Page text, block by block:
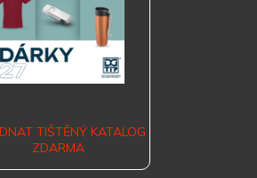
TIŠTĚNÝ KATALOG
ZDARMA